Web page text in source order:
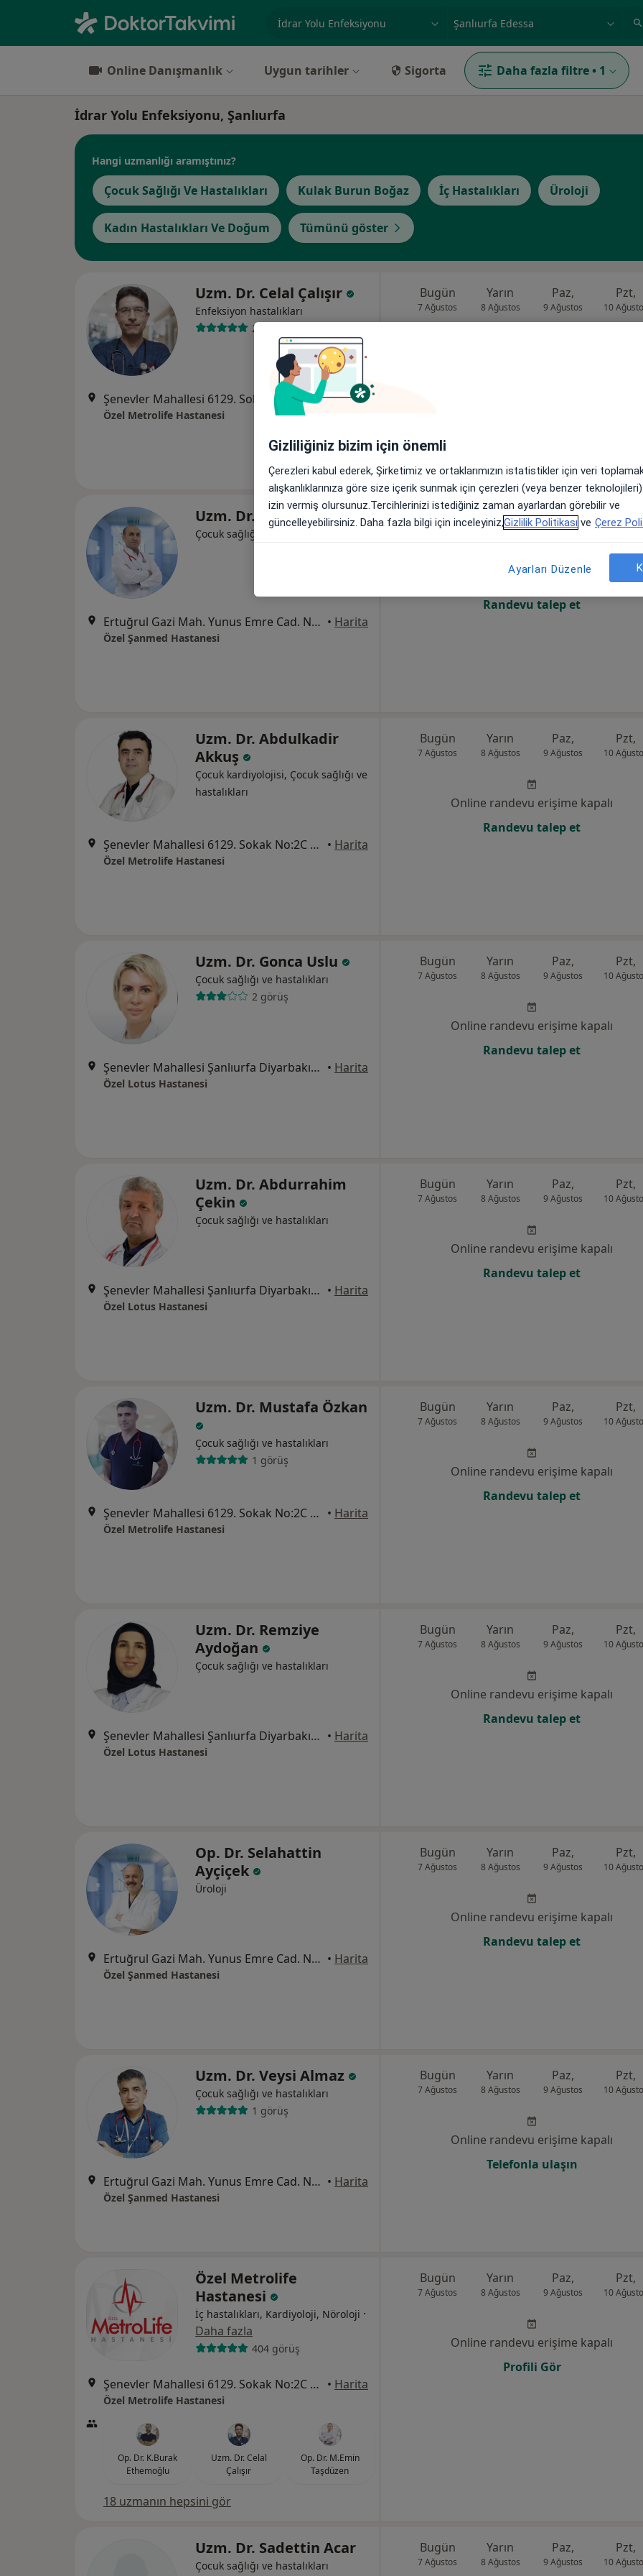
Uzmanlık, ilgi alanı ve hastalık, isim
Online Danışmanlık Uygun tarihler Sigorta Daha fazla filtre • 1
İdrar Yolu Enfeksiyonu, Şanlıurfa
Hangi uzmanlığı aramıştınız?
Çocuk Sağlığı Ve Hastalıkları Kulak Burun Boğaz İç Hastalıkları Üroloji
Kadın Hastalıkları Ve Doğum Tümünü göster
Uzm. Dr. Celal Çalışır
Enfeksiyon hastalıkları
2 görüş
Şenevler Mahallesi 6129. Sokak No:2C Karaköprü, Şanlıurfa •Harita
Özel Metrolife Hastanesi
Bugün
7 Ağustos
Yarın
8 Ağustos
Paz,
9 Ağustos
Pzt,
10
Uzm. Dr. Bekir Atçı
Çocuk sağlığı ve hastalıkları
Ertuğrul Gazi Mah. Yunus Emre Cad. No: 76 Haliliye, Şanlıurfa • Harita
Özel Şanmed Hastanesi
Bugün
7 Ağustos
Yarın
8 Ağustos
Paz,
9 Ağustos
Pzt,
10
Online randevu erişime kapalı
Randevu talep et
Uzm. Dr. Abdulkadir
Akkuş
Çocuk kardiyolojisi, Çocuk sağlığı ve
hastalıkları
Şenevler Mahallesi 6129. Sokak No:2C Karaköprü, Şanlıurfa • Harita
Özel Metrolife Hastanesi
Bugün
7 Ağustos
Yarın
8 Ağustos
Paz,
9 Ağustos
Pzt,
10
Online randevu erişime kapalı
Randevu talep et
Uzm. Dr. Gonca Uslu
Çocuk sağlığı ve hastalıkları
2 görüş
Şenevler Mahallesi Şanlıurfa Diyarbakır Yolu No:142, Şanlıurfa • Harita
Özel Lotus Hastanesi
Bugün
7 Ağustos
Yarın
8 Ağustos
Paz,
9 Ağustos
Pzt,
10
Online randevu erişime kapalı
Randevu talep et
Uzm. Dr. Abdurrahim
Çekin
Çocuk sağlığı ve hastalıkları
Şenevler Mahallesi Şanlıurfa Diyarbakır Yolu No:142, Şanlıurfa • Harita
Özel Lotus Hastanesi
Bugün
7 Ağustos
Yarın
8 Ağustos
Paz,
9 Ağustos
Pzt,
10
Online randevu erişime kapalı
Randevu talep et
Uzm. Dr. Mustafa Özkan
Çocuk sağlığı ve hastalıkları
1 görüş
Şenevler Mahallesi 6129. Sokak No:2C Karaköprü, Şanlıurfa • Harita
Özel Metrolife Hastanesi
Bugün
7 Ağustos
Yarın
8 Ağustos
Paz,
9 Ağustos
Pzt,
10
Online randevu erişime kapalı
Randevu talep et
Uzm. Dr. Remziye
Aydoğan
Çocuk sağlığı ve hastalıkları
Şenevler Mahallesi Şanlıurfa Diyarbakır Yolu No:142, Şanlıurfa • Harita
Özel Lotus Hastanesi
Bugün
7 Ağustos
Yarın
8 Ağustos
Paz,
9 Ağustos
Pzt,
10
Online randevu erişime kapalı
Randevu talep et
Op. Dr. Selahattin
Ayçiçek
Üroloji
Ertuğrul Gazi Mah. Yunus Emre Cad. No: 76 Haliliye, Şanlıurfa • Harita
Özel Şanmed Hastanesi
Bugün
7 Ağustos
Yarın
8 Ağustos
Paz,
9 Ağustos
Pzt,
10
Online randevu erişime kapalı
Randevu talep et
Uzm. Dr. Veysi Almaz
Çocuk sağlığı ve hastalıkları
1 görüş
Ertuğrul Gazi Mah. Yunus Emre Cad. No: 76 Haliliye, Şanlıurfa • Harita
Özel Şanmed Hastanesi
Bugün
7 Ağustos
Yarın
8 Ağustos
Paz,
9 Ağustos
Pzt,
10
Online randevu erişime kapalı
Telefonla ulaşın
Özel Metrolife
Hastanesi
İç hastalıkları, Kardiyoloji, Nöroloji ·
Daha fazla
404 görüş
Şenevler Mahallesi 6129. Sokak No:2C Karaköprü, Şanlıurfa • Harita
Özel Metrolife Hastanesi
Op. Dr. K.Burak
Ethemoğlu
Uzm. Dr. Celal
Çalışır
Op. Dr. M.Emin
Taşdüzen
18 uzmanın hepsini gör
Bugün
7 Ağustos
Yarın
8 Ağustos
Paz,
9 Ağustos
Pzt,
10
Online randevu erişime kapalı
Profili Gör
Uzm. Dr. Sadettin Acar
Çocuk sağlığı ve hastalıkları
Bugün
7 Ağustos
Yarın
8 Ağustos
Paz,
9 Ağustos
Pzt,
10
Gizliliğiniz bizim için önemli
Çerezleri kabul ederek, Şirketimiz ve ortaklarımızın istatistikler için veri
alışkanlıklarınıza göre size içerik sunmak için çerezleri (veya benzer
izin vermiş olursunuz.Tercihlerinizi istediğiniz zaman ayarlardan görebilir ve
güncelleyebilirsiniz. Daha fazla bilgi için inceleyiniz,Gizlilik Politikası ve Çerez
Ayarları Düzenle